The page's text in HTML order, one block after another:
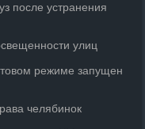
после устранения
улиц
режиме запущен
челябинок